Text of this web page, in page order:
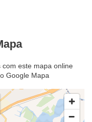
este mapa online
Google Mapa